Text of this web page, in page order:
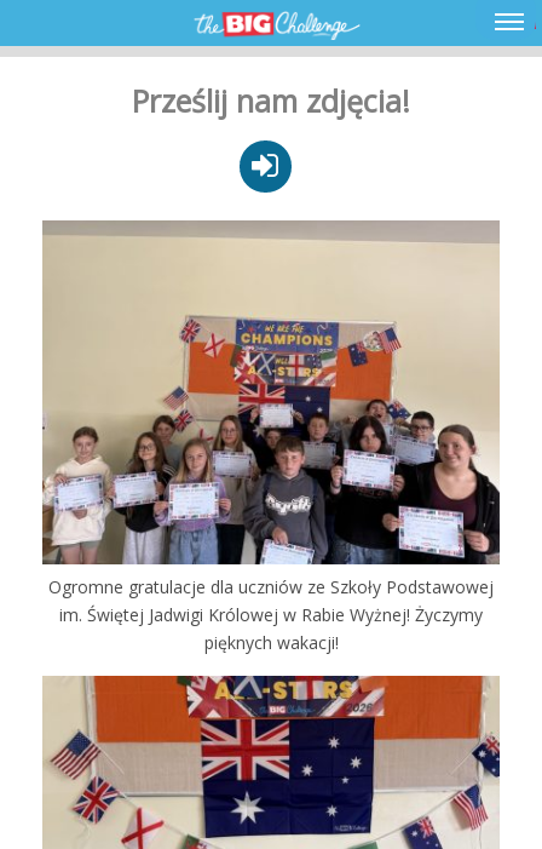
Prześlij nam zdjęcia!
Ogromne gratulacje dla uczniów ze Szkoły Podstawowej
im. Świętej Jadwigi Królowej w Rabie Wyżnej! Życzymy
pięknych wakacji!